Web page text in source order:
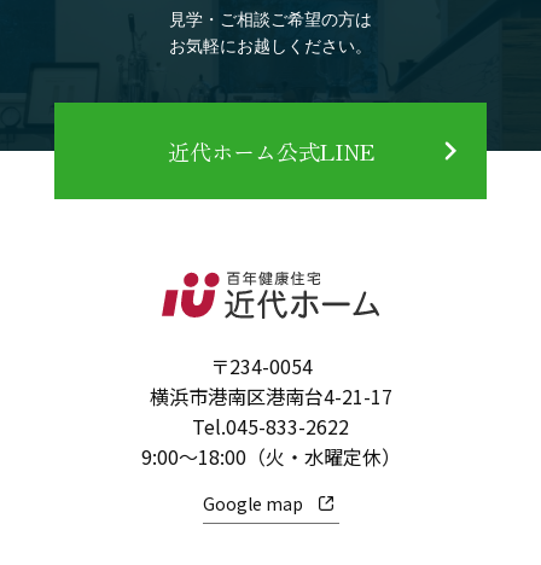
見学・ご相談ご希望の方は
お気軽にお越しください。
近代ホーム公式LINE
〒234-0054
横浜市港南区港南台4-21-17
Tel.045-833-2622
9:00～18:00（火・水曜定休）
Google map